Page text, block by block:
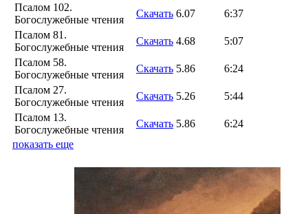
Псалом 102.
Богослужебные чтения
Скачать 6.07
6:37
Псалом 81.
Богослужебные чтения
Скачать 4.68
5:07
Псалом 58.
Богослужебные чтения
Скачать 5.86
6:24
Псалом 27.
Богослужебные чтения
Скачать 5.26
5:44
Псалом 13.
Богослужебные чтения
Скачать 5.86
6:24
показать еще